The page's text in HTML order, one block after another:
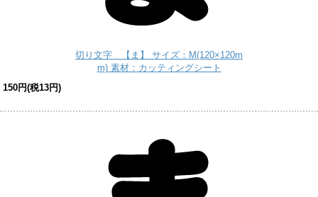
切り文字 【ま】 サイズ：M(120×120m
m) 素材：カッティングシート
150円(税13円)